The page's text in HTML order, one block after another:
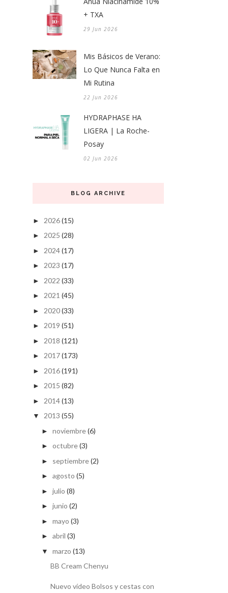
+ TXA
29 Jun 2026
Mis Básicos de Verano:
Lo Que Nunca Falta en
Mi Rutina
22 Jun 2026
HYDRAPHASE HA
LIGERA | La Roche-
Posay
02 Jun 2026
BLOG ARCHIVE
► 2026(15)
► 2025 (28)
► 2024(17)
► 2023 (17)
► 2022 (33)
► 2021 (45)
► 2020(33)
► 2019 (51)
► 2018 (121)
► 2017(173)
► 2016(191)
► 2015 (82)
► 2014(13)
▼ 2013 (55)
► noviembre(6)
► octubre(3)
► septiembre(2)
► agosto (5)
► julio (8)
► junio (2)
► mayo (3)
► abril (3)
▼ marzo (13)
BB Cream Chenyu
Nuevo vídeo Bolsos y cestas con